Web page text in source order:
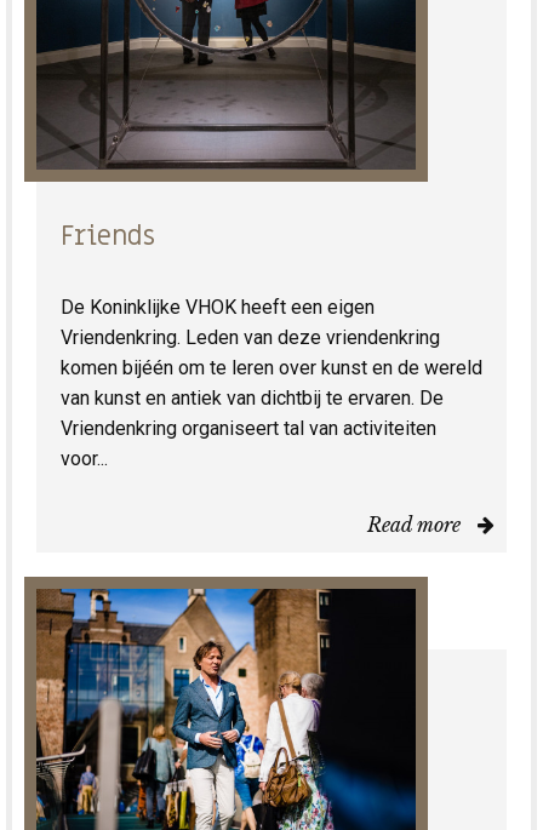
Friends
De Koninklijke VHOK heeft een eigen
Vriendenkring. Leden van deze vriendenkring
komen bijéén om te leren over kunst en de wereld
van kunst en antiek van dichtbij te ervaren. De
Vriendenkring organiseert tal van activiteiten
voor...
Read more